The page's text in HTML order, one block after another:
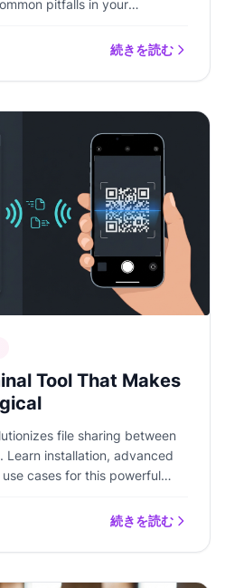
pitfalls in your
続きを読む
Tool That Makes
file sharing between
Learn installation, advanced
cases for this powerful
続きを読む